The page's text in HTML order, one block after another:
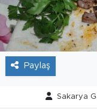
Paylaş
Sakarya
Söyleşi
Foto Şaka
Teknoloji
Politika